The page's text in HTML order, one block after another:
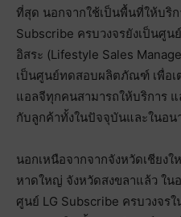
ที่สุด นอกจากใช้เป็นพื้นที่ให้บริ
Subscribe ครบวงจรยังเป็นศู
อิสระ (Lifestyle Sales
เป็นศูนย์ทดสอบผลิตภัณฑ์ เพื่อเ
แอลจีทุกคนสามารถให้บริการ
กับลูกค้าทั้งในปัจจุบันและในอน
นอกเหนือจากจากจังหวัดเชียง
หาดใหญ่ จังหวัดสงขลาแล้ว ใน
ศูนย์ LG Subscribe ครบวงจร